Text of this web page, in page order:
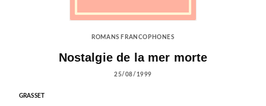
ROMANS FRANCOPHONES
Nostalgie de la mer morte
25/08/1999
GRASSET